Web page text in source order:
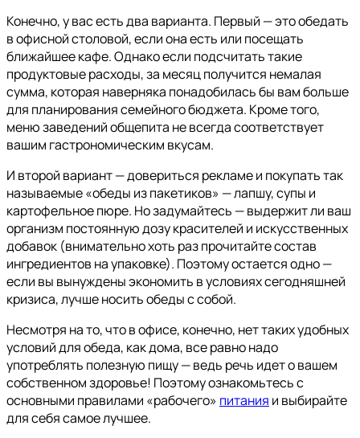
Конечно, у вас есть два варианта. Первый — это обедать
в офисной столовой, если она есть или посещать
ближайшее кафе. Однако если подсчитать такие
продуктовые расходы, за месяц получится немалая
сумма, которая наверняка понадобилась бы вам больше
для планирования семейного бюджета. Кроме того,
меню заведений общепита не всегда соответствует
вашим гастрономическим вкусам.
И второй вариант — довериться рекламе и покупать так
называемые «обеды из пакетиков» — лапшу, супы и
картофельное пюре. Но задумайтесь — выдержит ли ваш
организм постоянную дозу красителей и искусственных
добавок (внимательно хоть раз прочитайте состав
ингредиентов на упаковке). Поэтому остается одно —
если вы вынуждены экономить в условиях сегодняшней
кризиса, лучше носить обеды с собой.
Несмотря на то, что в офисе, конечно, нет таких удобных
условий для обеда, как дома, все равно надо
употреблять полезную пищу — ведь речь идет о вашем
собственном здоровье! Поэтому ознакомьтесь с
основными правилами «рабочего» питания и выбирайте
для себя самое лучшее.